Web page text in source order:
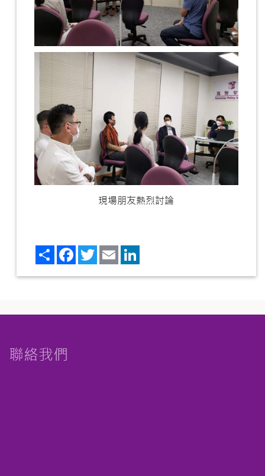
現場朋友熱烈討論
Share FacebookTwitterEmail
聯絡我們